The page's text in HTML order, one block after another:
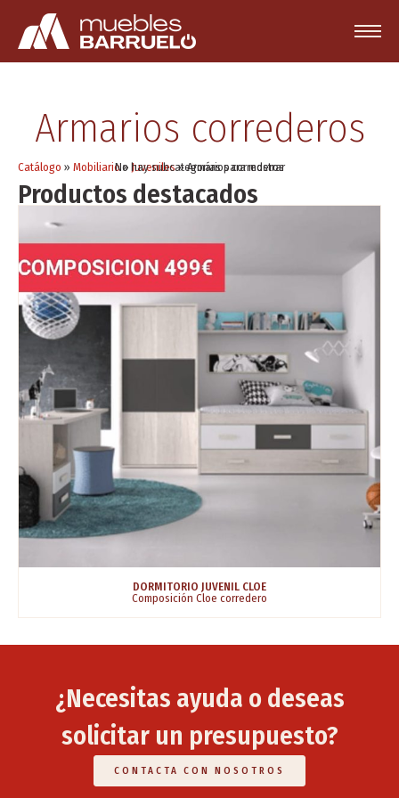
Armarios correderos
Catálogo » Mobiliario» Juveniles»Armarios correderos
No hay subcategorías para mostrar
Productos destacados
DORMITORIO JUVENIL CLOE
Composición Cloe corredero
¿Necesitas ayuda o deseas
solicitar un presupuesto?
CONTACTA CON NOSOTROS